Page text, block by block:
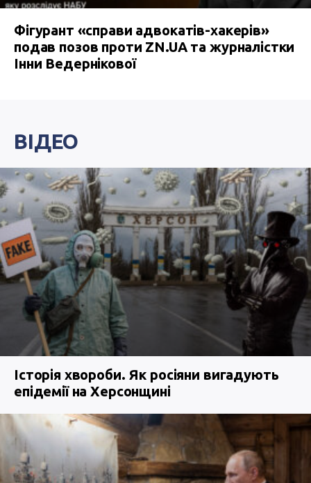
Фігурант «справи адвокатів-хакерів»
подав позов проти ZN.UA та журналістки
Інни Ведернікової
ВІДЕО
Історія хвороби. Як росіяни вигадують
епідемії на Херсонщині